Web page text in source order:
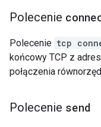
Polecenie
Polecenie tcp
końcowy TCP z
połączenia
Polecenie send